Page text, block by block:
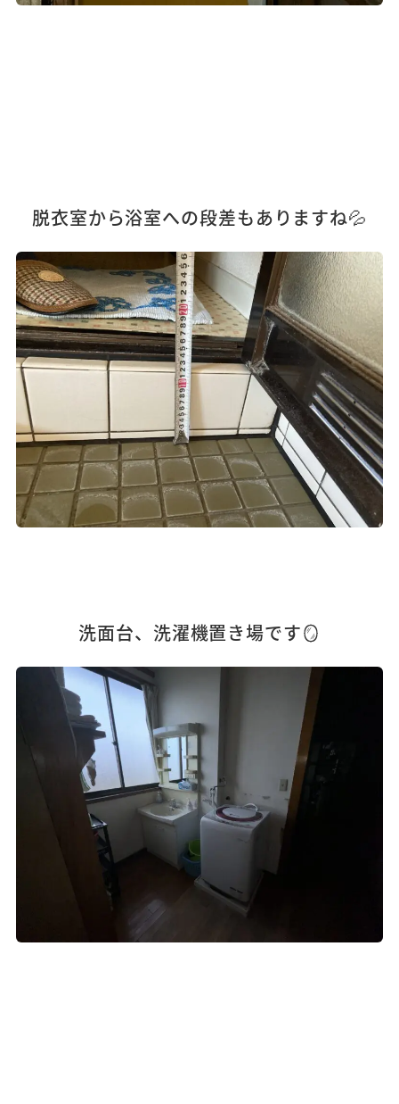
脱衣室から浴室への段差もありますね💦
洗面台、洗濯機置き場です🪞